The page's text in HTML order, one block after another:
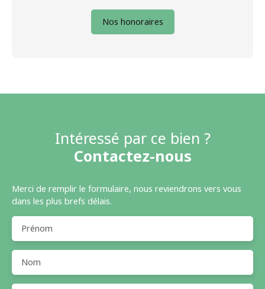
Nos honoraires
Intéressé par ce bien ?
Contactez-nous
Merci de remplir le formulaire, nous reviendrons vers vous
dans les plus brefs délais.
Prénom
Nom